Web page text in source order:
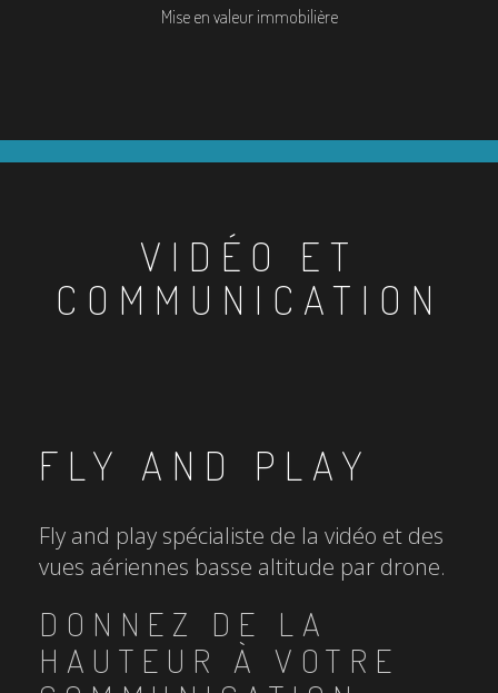
Mise en valeur immobilière
VIDÉO ET
COMMUNICATION
FLY AND PLAY
Fly and play spécialiste de la vidéo et des
vues aériennes basse altitude par drone.
DONNEZ DE LA
HAUTEUR À VOTRE